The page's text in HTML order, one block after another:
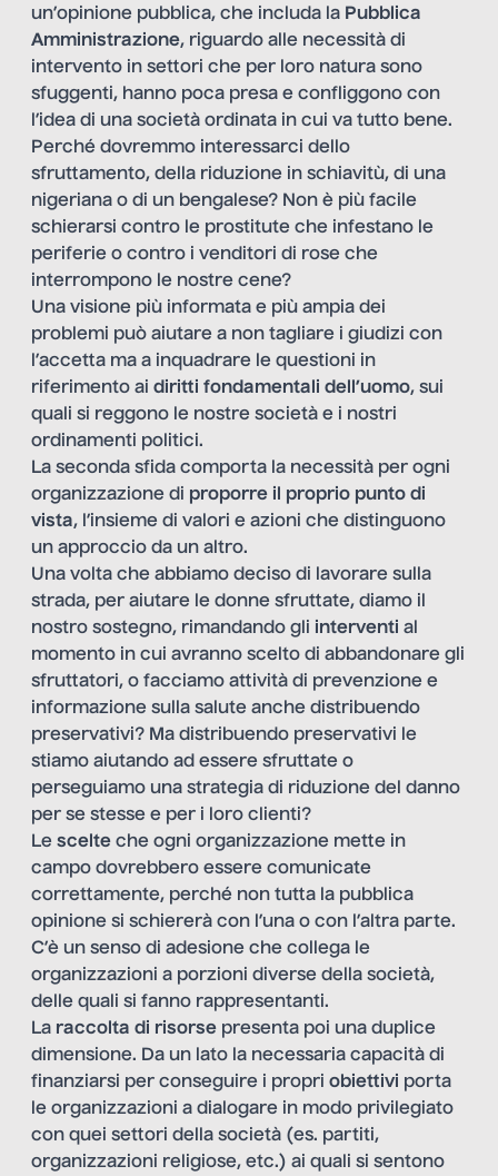
un’opinione pubblica, che includa la Pubblica
Amministrazione, riguardo alle necessità di
intervento in settori che per loro natura sono
sfuggenti, hanno poca presa e confliggono con
l’idea di una società ordinata in cui va tutto bene.
Perché dovremmo interessarci dello
sfruttamento, della riduzione in schiavitù, di una
nigeriana o di un bengalese? Non è più facile
schierarsi contro le prostitute che infestano le
periferie o contro i venditori di rose che
interrompono le nostre cene?
Una visione più informata e più ampia dei
problemi può aiutare a non tagliare i giudizi con
l’accetta ma a inquadrare le questioni in
riferimento ai diritti fondamentali dell’uomo, sui
quali si reggono le nostre società e i nostri
ordinamenti politici.
La seconda sfida comporta la necessità per ogni
organizzazione di proporre il proprio punto di
vista, l’insieme di valori e azioni che distinguono
un approccio da un altro.
Una volta che abbiamo deciso di lavorare sulla
strada, per aiutare le donne sfruttate, diamo il
nostro sostegno, rimandando gli interventi al
momento in cui avranno scelto di abbandonare gli
sfruttatori, o facciamo attività di prevenzione e
informazione sulla salute anche distribuendo
preservativi? Ma distribuendo preservativi le
stiamo aiutando ad essere sfruttate o
perseguiamo una strategia di riduzione del danno
per se stesse e per i loro clienti?
Le scelte che ogni organizzazione mette in
campo dovrebbero essere comunicate
correttamente, perché non tutta la pubblica
opinione si schiererà con l’una o con l’altra parte.
C’è un senso di adesione che collega le
organizzazioni a porzioni diverse della società,
delle quali si fanno rappresentanti.
La raccolta di risorse presenta poi una duplice
dimensione. Da un lato la necessaria capacità di
finanziarsi per conseguire i propri obiettivi porta
le organizzazioni a dialogare in modo privilegiato
con quei settori della società (es. partiti,
organizzazioni religiose, etc.) ai quali si sentono